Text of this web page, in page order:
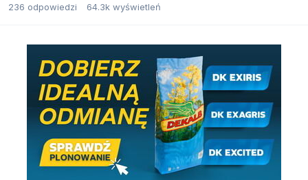
236 odpowiedzi 64.3k wyświetleń